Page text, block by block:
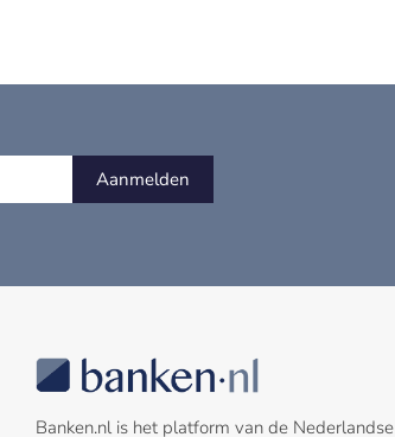
Aanmelden
Banken.nl is het platform van de Nederlandse